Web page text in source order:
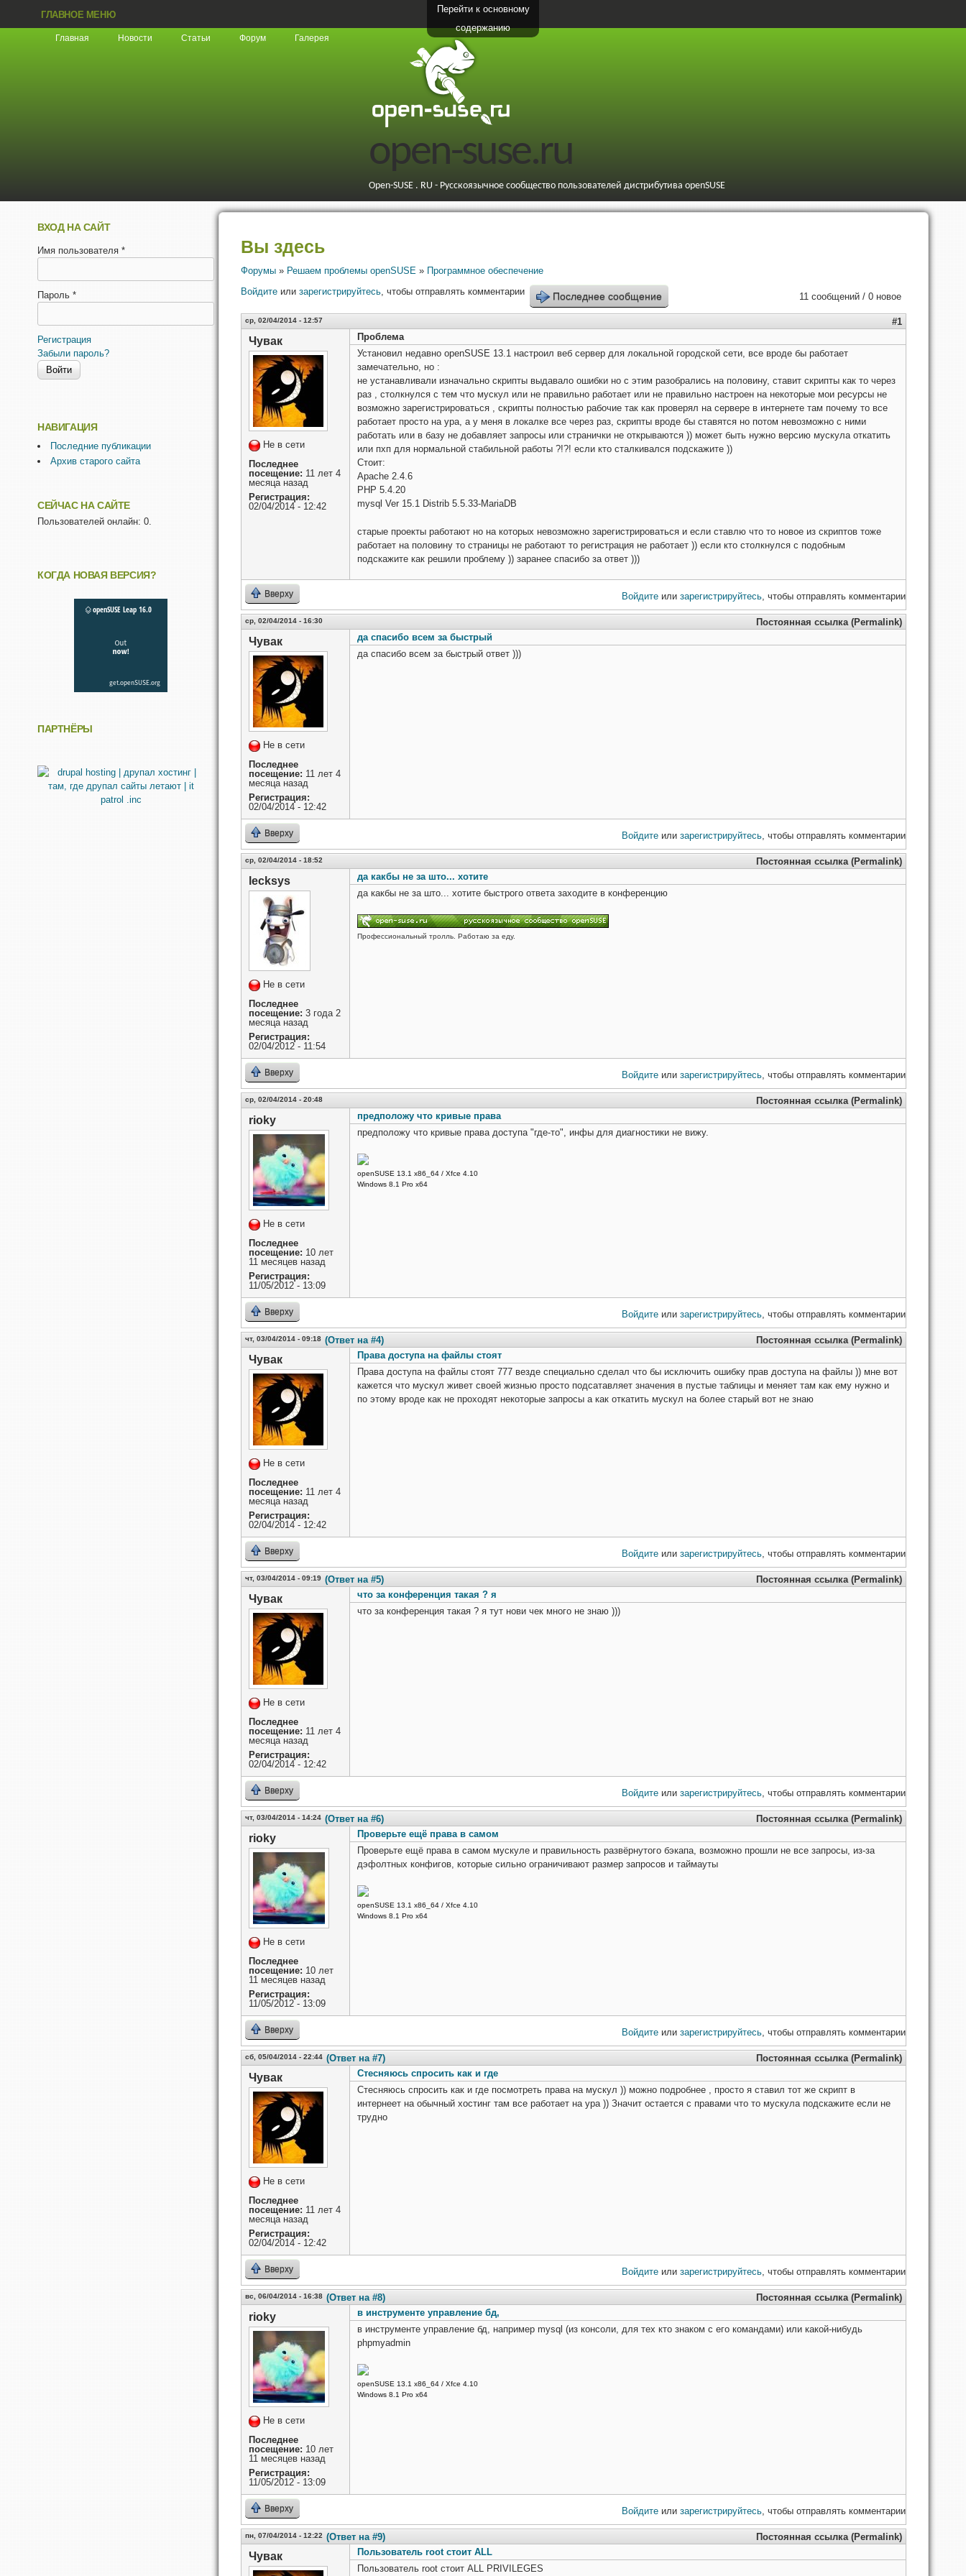
Перейти к основному
содержанию
ГЛАВНОЕ МЕНЮ
Главная Новости Статьи Форум Галерея
open-suse.ru
Open-SUSE . RU - Русскоязычное сообщество пользователей дистрибутива openSUSE
Вы здесь
Форумы » Решаем проблемы openSUSE » Программное обеспечение
11 сообщений / 0 новое
Войдите или зарегистрируйтесь, чтобы отправлять комментарии Последнее сообщение
ср, 02/04/2014 - 12:57 #1
Чувак
Не в сети
Последнее
посещение: 11 лет 4
месяца назад
Регистрация:
02/04/2014 - 12:42
Проблема
Установил недавно openSUSE 13.1 настроил веб сервер для локальной городской сети, все вроде бы работает
замечательно, но :
не устанавливали изначально скрипты выдавало ошибки но с этим разобрались на половину, ставит скрипты как то через
раз , столкнулся с тем что мускул или не правильно работает или не правильно настроен на некоторые мои ресурсы не
возможно зарегистрироваться , скрипты полностью рабочие так как проверял на сервере в интернете там почему то все
работает просто на ура, а у меня в локалке все через раз, скрипты вроде бы ставятся но потом невозможно с ними
работать или в базу не добавляет запросы или странички не открываются )) может быть нужно версию мускула откатить
или пхп для нормальной стабильной работы ?!?! если кто сталкивался подскажите ))
Стоит:
Apache 2.4.6
PHP 5.4.20
mysql Ver 15.1 Distrib 5.5.33-MariaDB
старые проекты работают но на которых невозможно зарегистрироваться и если ставлю что то новое из скриптов тоже
работает на половину то страницы не работают то регистрация не работает )) если кто столкнулся с подобным
подскажите как решили проблему )) заранее спасибо за ответ )))
Вверху Войдите или зарегистрируйтесь, чтобы отправлять комментарии
ср, 02/04/2014 - 16:30 Постоянная ссылка (Permalink)
Чувак
Не в сети
Последнее
посещение: 11 лет 4
месяца назад
Регистрация:
02/04/2014 - 12:42
да спасибо всем за быстрый
да спасибо всем за быстрый ответ )))
Вверху Войдите или зарегистрируйтесь, чтобы отправлять комментарии
ср, 02/04/2014 - 18:52 Постоянная ссылка (Permalink)
lecksys
Не в сети
Последнее
посещение: 3 года 2
месяца назад
Регистрация:
02/04/2012 - 11:54
да какбы не за што... хотите
да какбы не за што... хотите быстрого ответа заходите в конференцию
Профессиональный тролль. Работаю за еду.
Вверху Войдите или зарегистрируйтесь, чтобы отправлять комментарии
ср, 02/04/2014 - 20:48 Постоянная ссылка (Permalink)
rioky
Не в сети
Последнее
посещение: 10 лет
11 месяцев назад
Регистрация:
11/05/2012 - 13:09
предположу что кривые права
предположу что кривые права доступа "где-то", инфы для диагностики не вижу.
openSUSE 13.1 x86_64 / Xfce 4.10
Windows 8.1 Pro x64
Вверху Войдите или зарегистрируйтесь, чтобы отправлять комментарии
чт, 03/04/2014 - 09:18 (Ответ на #4) Постоянная ссылка (Permalink)
Чувак
Не в сети
Последнее
посещение: 11 лет 4
месяца назад
Регистрация:
02/04/2014 - 12:42
Права доступа на файлы стоят
Права доступа на файлы стоят 777 везде специально сделал что бы исключить ошибку прав доступа на файлы )) мне вот
кажется что мускул живет своей жизнью просто подсатавляет значения в пустые таблицы и меняет там как ему нужно и
по этому вроде как не проходят некоторые запросы а как откатить мускул на более старый вот не знаю
Вверху Войдите или зарегистрируйтесь, чтобы отправлять комментарии
чт, 03/04/2014 - 09:19 (Ответ на #5) Постоянная ссылка (Permalink)
Чувак
Не в сети
Последнее
посещение: 11 лет 4
месяца назад
Регистрация:
02/04/2014 - 12:42
что за конференция такая ? я
что за конференция такая ? я тут нови чек много не знаю )))
Вверху Войдите или зарегистрируйтесь, чтобы отправлять комментарии
чт, 03/04/2014 - 14:24 (Ответ на #6) Постоянная ссылка (Permalink)
rioky
Не в сети
Последнее
посещение: 10 лет
11 месяцев назад
Регистрация:
11/05/2012 - 13:09
Проверьте ещё права в самом
Проверьте ещё права в самом мускуле и правильность развёрнутого бэкапа, возможно прошли не все запросы, из-за
дэфолтных конфигов, которые сильно ограничивают размер запросов и таймауты
openSUSE 13.1 x86_64 / Xfce 4.10
Windows 8.1 Pro x64
Вверху Войдите или зарегистрируйтесь, чтобы отправлять комментарии
сб, 05/04/2014 - 22:44 (Ответ на #7) Постоянная ссылка (Permalink)
Чувак
Не в сети
Последнее
посещение: 11 лет 4
месяца назад
Регистрация:
02/04/2014 - 12:42
Стесняюсь спросить как и где
Стесняюсь спросить как и где посмотреть права на мускул )) можно подробнее , просто я ставил тот же скрипт в
интернеет на обычный хостинг там все работает на ура )) Значит остается с правами что то мускула подскажите если не
трудно
Вверху Войдите или зарегистрируйтесь, чтобы отправлять комментарии
вс, 06/04/2014 - 16:38 (Ответ на #8) Постоянная ссылка (Permalink)
rioky
Не в сети
Последнее
посещение: 10 лет
11 месяцев назад
Регистрация:
11/05/2012 - 13:09
в инструменте управление бд,
в инструменте управление бд, например mysql (из консоли, для тех кто знаком с его командами) или какой-нибудь
phpmyadmin
openSUSE 13.1 x86_64 / Xfce 4.10
Windows 8.1 Pro x64
Вверху Войдите или зарегистрируйтесь, чтобы отправлять комментарии
пн, 07/04/2014 - 12:22 (Ответ на #9) Постоянная ссылка (Permalink)
Чувак
Пользователь root стоит ALL
Пользователь root стоит ALL PRIVILEGES
ВХОД НА САЙТ
Имя пользователя *
Пароль *
Регистрация
Забыли пароль?
НАВИГАЦИЯ
Последние публикации
Архив старого сайта
СЕЙЧАС НА САЙТЕ
Пользователей онлайн: 0.
КОГДА НОВАЯ ВЕРСИЯ?
ПАРТНЁРЫ